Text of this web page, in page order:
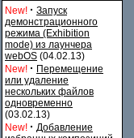
New! · Запуск
демонстрационного
режима (Exhibition
mode) из лаунчера
webOS (04.02.13)
New! · Перемещение
или удаление
нескольких файлов
одновременно
(03.02.13)
New! · Добавление